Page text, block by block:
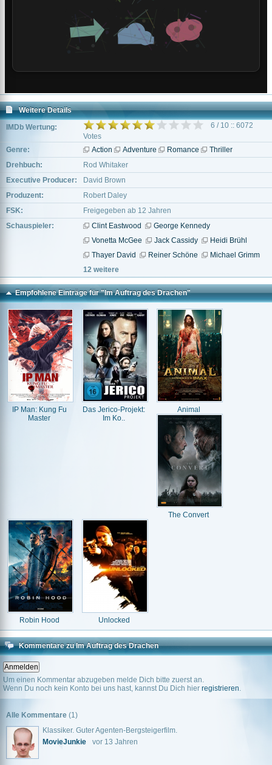
Weitere Details
IMDb Wertung:
6 / 10 :: 6072
Votes
Genre:
Action Adventure Romance
Thriller
Drehbuch:
Rod Whitaker
Executive Producer:
David Brown
Produzent:
Robert Daley
FSK:
Freigegeben ab 12 Jahren
Schauspieler:
Clint Eastwood
George Kennedy
Vonetta McGee
Jack Cassidy
Heidi Brühl
Thayer David
Reiner Schöne
Michael Grimm
12 weitere
Empfohlene Einträge für "Im Auftrag des Drachen"
IP Man: Kung Fu
Master
Das Jerico-Projekt:
Im Ko..
Animal
The Convert
Robin Hood Unlocked
Kommentare zu Im Auftrag des Drachen
Um einen Kommentar abzugeben melde Dich bitte zuerst an.
Wenn Du noch kein Konto bei uns hast, kannst Du Dich hier registrieren.
Alle Kommentare (1)
Klassiker. Guter Agenten-Bergsteigerfilm.
MovieJunkie
vor 13 Jahren